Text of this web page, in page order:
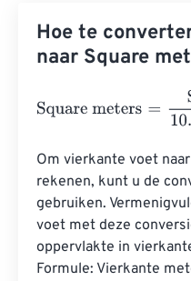
Hoe te
naar Square
Square meters
Om vierkante voet
rekenen, kunt u de
gebruiken.
voet met deze
oppervlakte in
Formule: Vierkante